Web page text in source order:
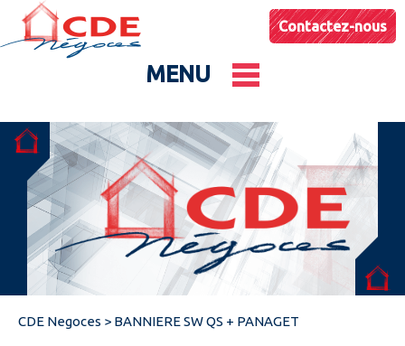
Contactez-nous
MENU
Le groupe
Nos entités
Conseils & Astuces
Actualités
CDE Negoces > BANNIERE SW QS + PANAGET